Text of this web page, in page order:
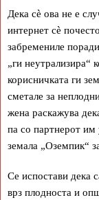
Дека сè ова не е
интернет сè
забремениле
„ги неутрализира“
корисничката ги
сметале за
жена раскажува
па со партнерот им
земала „Оземпик“
Се испостави дека
врз плодноста и